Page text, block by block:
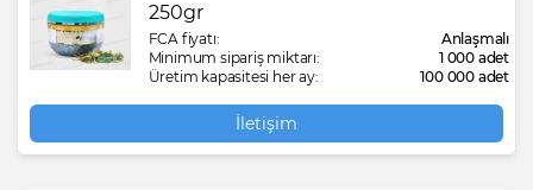
250gr
FCA fiyatı:
Anlaşmalı
Minimum sipariş miktarı:
1 000 adet
Üretim kapasitesi her ay:
100 000 adet
İletişim